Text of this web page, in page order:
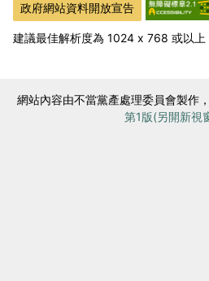
政府網站資料開放宣告
建議最佳解析度為 1024 x 768 或以上
網站內容由不當黨產處理委員會製作
第1版(另開新視